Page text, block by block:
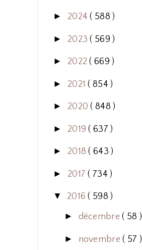
► 2024( 588 )
► 2023( 569 )
► 2022( 669 )
► 2021( 854 )
► 2020( 848 )
► 2019( 637 )
► 2018( 643 )
► 2017( 734 )
▼ 2016( 598 )
► décembre( 58 )
► novembre( 57 )